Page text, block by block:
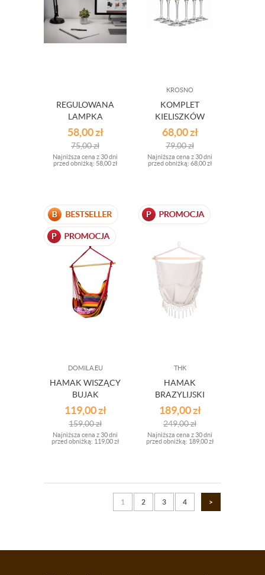
REGULOWANA
LAMPKA
BIURKOWA
58,00zł
75,00zł
Najniższa cena z 30 dni
przed obniżką: 58,00 zł
KROSNO
KOMPLET
KIELISZKÓW
MARGARITA 6 SZT
68,00zł
79,00zł
Najniższa cena z 30 dni
przed obniżką: 68,00 zł
DOMILA.EU
HAMAK WISZĄCY
BUJAK
CZERWONY
119,00zł
159,00zł
Najniższa cena z 30 dni
przed obniżką: 119,00 zł
THK
HAMAK
BRAZYLIJSKI
FOTEL WISZĄCY
BUJAK
189,00zł
249,00zł
Najniższa cena z 30 dni
przed obniżką: 189,00 zł
1 2 3 4 >